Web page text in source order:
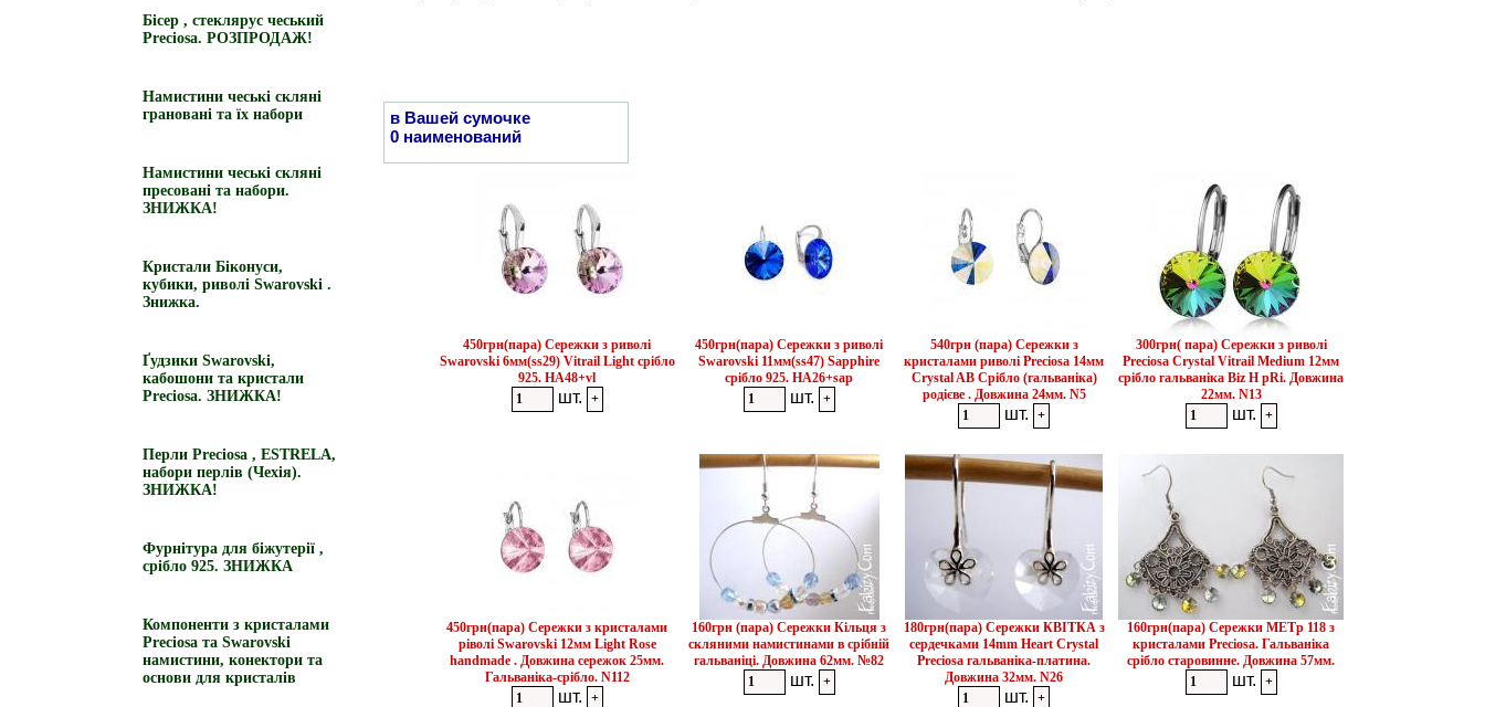
Бісер , стеклярус чеський
Preciosa. РОЗПРОДАЖ!
Намистини чеські скляні
грановані та їх набори
Намистини чеські скляні
пресовані та набори.
ЗНИЖКА!
Кристали Біконуси,
кубики, риволі Swarovski .
Знижка.
Ґудзики Swarovski,
кабошони та кристали
Preciosa. ЗНИЖКА!
Перли Preciosa , ESTRELA,
набори перлів (Чехія).
ЗНИЖКА!
Фурнітура для біжутерії ,
срібло 925. ЗНИЖКА
Компоненти з кристалами
Preciosa та Swarovski
намистини, конектори та
основи для кристалів
в Вашей сумочке
0 наименований
450грн(пара) Сережки з риволі
Swarovski 6мм(ss29) Vitrail Light срібло
925. HA48+vl
шт.
450грн(пара) Сережки з риволі
Swarovski 11мм(ss47) Sapphire
срібло 925. HA26+sap
шт.
540грн (пара) Сережки з
кристалами риволі Preciosa 14мм
Crystal AB Срібло (гальваніка)
родієве . Довжина 24мм. N5
шт.
300грн( пара) Сережки з риволі
Preciosa Crystal Vitrail Medium 12мм
срібло гальваніка Biz H pRi. Довжина
22мм. N13
шт.
450грн(пара) Сережки з кристалами
ріволі Swarovski 12мм Light Rose
handmade . Довжина сережок 25мм.
Гальваніка-срібло. N112
шт.
160грн (пара) Сережки Кільця з
скляними намистинами в срібній
гальваніці. Довжина 62мм. №82
шт.
180грн(пара) Сережки КВІТКА з
сердечками 14mm Heart Crystal
Preciosa гальваніка-платина.
Довжина 32мм. N26
шт.
160грн(пара) Сережки METp 118 з
кристалами Preciosa. Гальваніка
срібло старовинне. Довжина 57мм.
шт.